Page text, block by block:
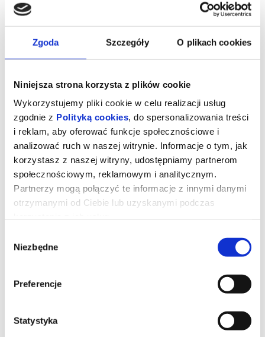
Zgoda Szczegóły O plikach cookies
Niniejsza strona korzysta z plików cookie
Wykorzystujemy pliki cookie w celu realizacji usług
zgodnie z Polityką cookies, do spersonalizowania treści
i reklam, aby oferować funkcje społecznościowe i
analizować ruch w naszej witrynie. Informacje o tym, jak
korzystasz z naszej witryny, udostępniamy partnerom
społecznościowym, reklamowym i analitycznym.
Partnerzy mogą połączyć te informacje z innymi danymi
otrzymanymi od Ciebie lub uzyskanymi podczas
zgody
Niezbędne
Preferencje
Statystyka
Niesamowita historia Mumbo
Jumbo
niebezpieczną podróż, by odnaleźć straszną czarownicę, która
przywróci go do normalnego rozmiaru.